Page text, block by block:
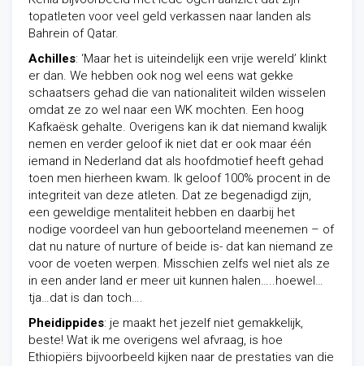
topatleten voor veel geld verkassen naar landen als
Bahrein of Qatar.
Achilles: ‘Maar het is uiteindelijk een vrije wereld’ klinkt
er dan. We hebben ook nog wel eens wat gekke
schaatsers gehad die van nationaliteit wilden wisselen
omdat ze zo wel naar een WK mochten. Een hoog
Kafkaësk gehalte. Overigens kan ik dat niemand kwalijk
nemen en verder geloof ik niet dat er ook maar één
iemand in Nederland dat als hoofdmotief heeft gehad
toen men hierheen kwam. Ik geloof 100% procent in de
integriteit van deze atleten. Dat ze begenadigd zijn,
een geweldige mentaliteit hebben en daarbij het
nodige voordeel van hun geboorteland meenemen – of
dat nu nature of nurture of beide is- dat kan niemand ze
voor de voeten werpen. Misschien zelfs wel niet als ze
in een ander land er meer uit kunnen halen…..hoewel…
tja…dat is dan toch….
Pheidippides: je maakt het jezelf niet gemakkelijk,
beste! Wat ik me overigens wel afvraag, is hoe
Ethiopiërs bijvoorbeeld kijken naar de prestaties van die